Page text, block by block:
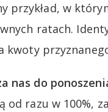
w
ratach.
kwoty
nas do
razu w 100%,